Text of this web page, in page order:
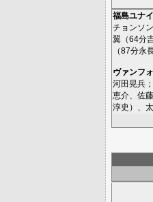
福島ユナ
チョンソ
翼 （64分
（87分永
ヴァンフ
河田晃兵 ；
恵介
佐
淳史 ）、